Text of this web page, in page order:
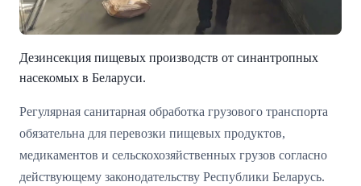
Дезинсекция пищевых производств от синантропных
насекомых в Беларуси.
Регулярная санитарная обработка грузового транспорта
обязательна для перевозки пищевых продуктов,
медикаментов и сельскохозяйственных грузов согласно
действующему законодательству Республики Беларусь.